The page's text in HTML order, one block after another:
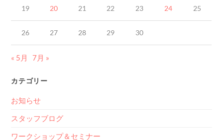
19 20 21 22 23 24 25
26 27 28 29 30
« 5月 7月 »
カテゴリー
お知らせ
スタッフブログ
ワークショップ＆セミナー